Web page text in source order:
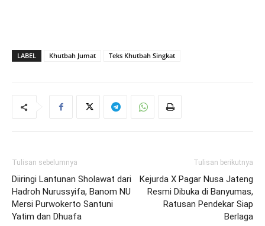
LABEL Khutbah Jumat Teks Khutbah Singkat
Tulisan sebelumnya
Diiringi Lantunan Sholawat dari
Hadroh Nurussyifa, Banom NU
Mersi Purwokerto Santuni
Yatim dan Dhuafa
Tulisan berikutnya
Kejurda X Pagar Nusa Jateng
Resmi Dibuka di Banyumas,
Ratusan Pendekar Siap
Berlaga